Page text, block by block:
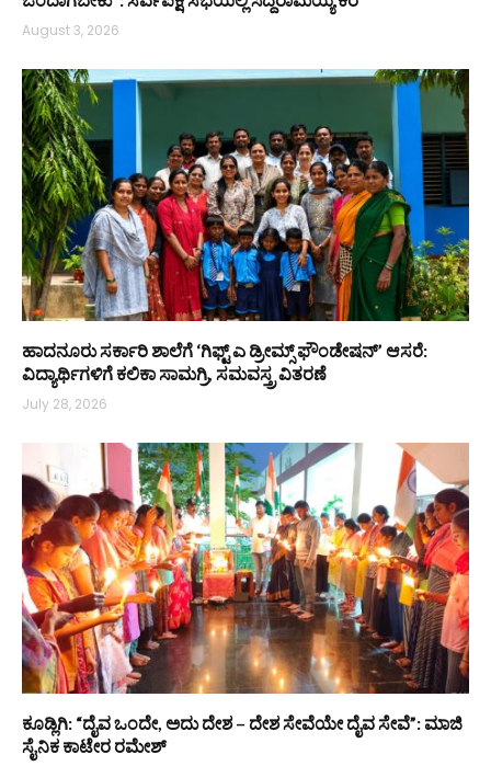
August 3, 2026
ಹಾದನೂರು ಸರ್ಕಾರಿ ಶಾಲೆಗೆ ‘ಗಿಫ್ಟ್ ಎ ಡ್ರೀಮ್ಸ್ ಫೌಂಡೇಷನ್’ ಆಸರೆ:
ವಿದ್ಯಾರ್ಥಿಗಳಿಗೆ ಕಲಿಕಾ ಸಾಮಗ್ರಿ, ಸಮವಸ್ತ್ರ ವಿತರಣೆ
July 28, 2026
ಕೂಡ್ಲಿಗಿ: “ದೈವ ಒಂದೇ, ಅದು ದೇಶ – ದೇಶ ಸೇವೆಯೇ ದೈವ ಸೇವೆ”: ಮಾಜಿ
ಸೈನಿಕ ಕಾಟೇರ ರಮೇಶ್